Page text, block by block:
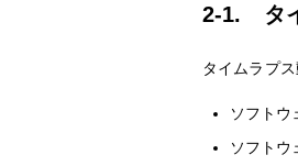
2-1. タ
タイムラプ
ソフトウ
ソフトウ